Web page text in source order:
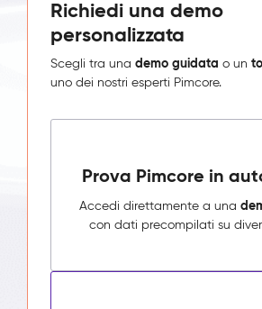
Richiedi una demo
personalizzata
Scegli tra una demo guidata o un
uno dei nostri esperti Pimcore.
Prova Pimcore in
Accedi direttamente a una
con dati precompilati su